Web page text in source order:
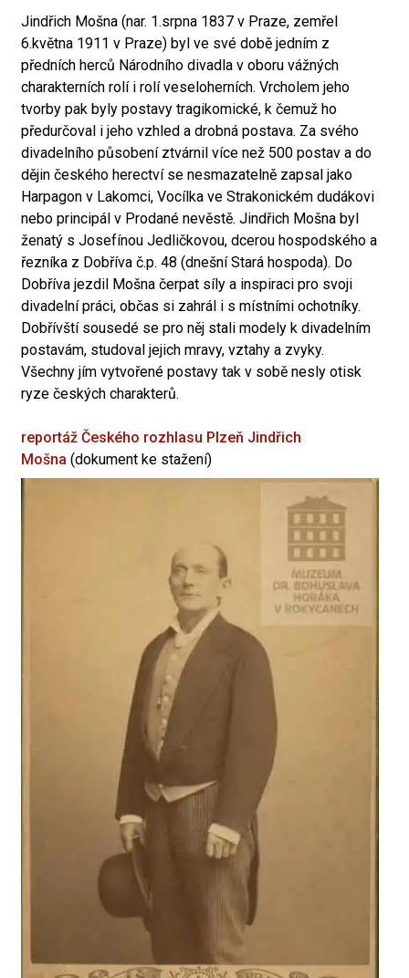
Jindřich Mošna (nar. 1.srpna 1837 v Praze, zemřel
6.května 1911 v Praze) byl ve své době jedním z
předních herců Národního divadla v oboru vážných
charakterních rolí i rolí veseloherních. Vrcholem jeho
tvorby pak byly postavy tragikomické, k čemuž ho
předurčoval i jeho vzhled a drobná postava. Za svého
divadelního působení ztvárnil více než 500 postav a do
dějin českého herectví se nesmazatelně zapsal jako
Harpagon v Lakomci, Vocílka ve Strakonickém dudákovi
nebo principál v Prodané nevěstě. Jindřich Mošna byl
ženatý s Josefínou Jedličkovou, dcerou hospodského a
řezníka z Dobříva č.p. 48 (dnešní Stará hospoda). Do
Dobříva jezdil Mošna čerpat síly a inspiraci pro svoji
divadelní práci, občas si zahrál i s místními ochotníky.
Dobřívští sousedé se pro něj stali modely k divadelním
postavám, studoval jejich mravy, vztahy a zvyky.
Všechny jím vytvořené postavy tak v sobě nesly otisk
ryze českých charakterů.
reportáž Českého rozhlasu Plzeň Jindřich
Mošna (dokument ke stažení)